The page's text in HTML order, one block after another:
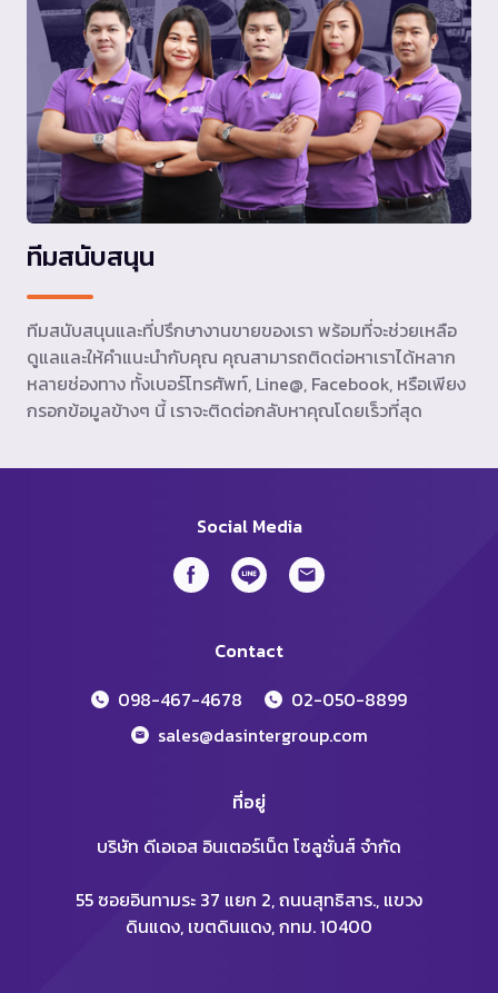
ทีมสนับสนุน
ทีมสนับสนุนและที่ปรึกษางานขายของเรา พร้อมที่จะช่วยเหลือ
ดูแลและให้คำแนะนำกับคุณ คุณสามารถติดต่อหาเราได้หลาก
หลายช่องทาง ทั้งเบอร์โทรศัพท์, Line@, Facebook, หรือเพียง
กรอกข้อมูลข้างๆ นี้ เราจะติดต่อกลับหาคุณโดยเร็วที่สุด
Social Media
Contact
098-467-4678
02-050-8899
sales@dasintergroup.com
ที่อยู่
บริษัท ดีเอเอส อินเตอร์เน็ต โซลูชั่นส์ จำกัด
55 ซอยอินทามระ 37 แยก 2, ถนนสุทธิสาร., แขวง
ดินแดง, เขตดินแดง, กทม. 10400